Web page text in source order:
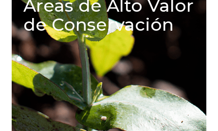
Areas de Alto Valor
de Conservación